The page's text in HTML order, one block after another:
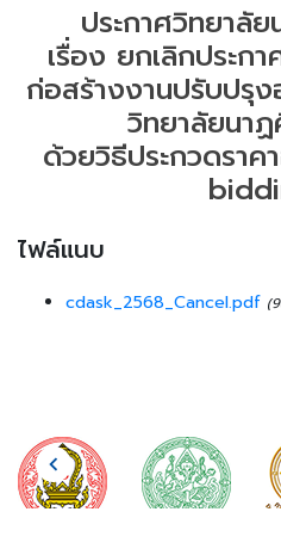
ประกาศวิทยาลั
เรื่อง ยกเลิกประก
ก่อสร้างงานปรับปรุง
วิทยาลัยนา
ด้วยวิธีประกวดรา
ไฟล์แนบ
cdask_2568_Cancel.pdf